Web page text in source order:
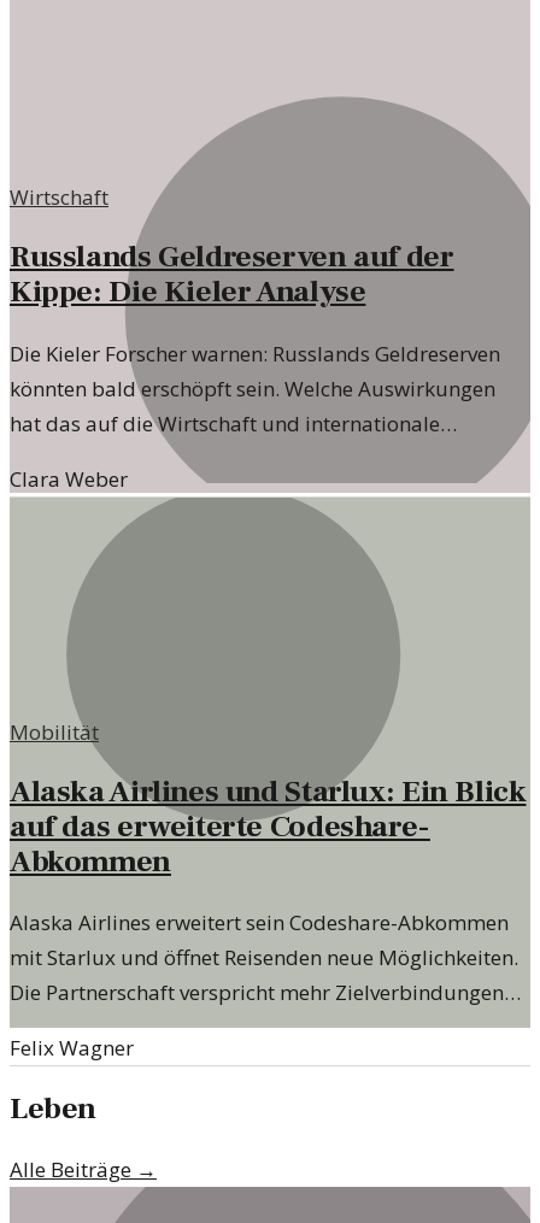
Wirtschaft
Russlands Geldreserven auf der
Kippe: Die Kieler Analyse
Die Kieler Forscher warnen: Russlands Geldreserven
könnten bald erschöpft sein. Welche Auswirkungen
hat das auf die Wirtschaft und internationale
Clara Weber
Mobilität
Alaska Airlines und Starlux: Ein Blick
auf das erweiterte Codeshare-
Abkommen
Alaska Airlines erweitert sein Codeshare-Abkommen
mit Starlux und öffnet Reisenden neue Möglichkeiten.
Die Partnerschaft verspricht mehr Zielverbindungen
und Flexibilität.
Felix Wagner
Leben
Alle Beiträge →